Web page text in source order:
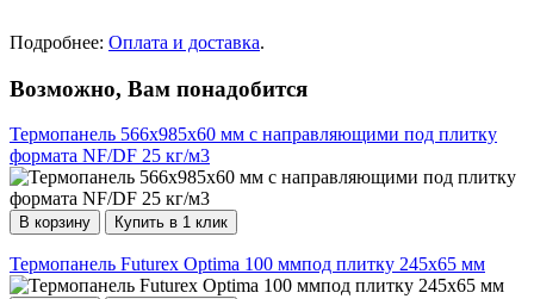
Подробнее: Оплата и доставка.
Возможно, Вам понадобится
Термопанель 566х985х60 мм с направляющими под плитку
формата NF/DF 25 кг/м3
В корзину Купить в 1 клик
Термопанель Futurex Optima 100 ммпод плитку 245х65 мм